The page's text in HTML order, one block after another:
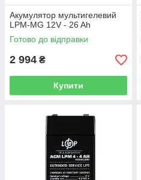
Акумулятор мультигелевий
LPM-MG 12V - 26 Ah
Готово до відправки
2 994 ₴
Купити